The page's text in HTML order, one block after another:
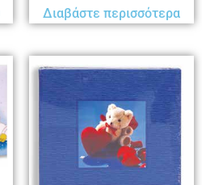
Διαβάστε περισσότερα